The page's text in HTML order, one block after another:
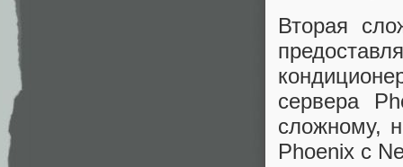
Вторая
сервера
сложному,
Phoenix с